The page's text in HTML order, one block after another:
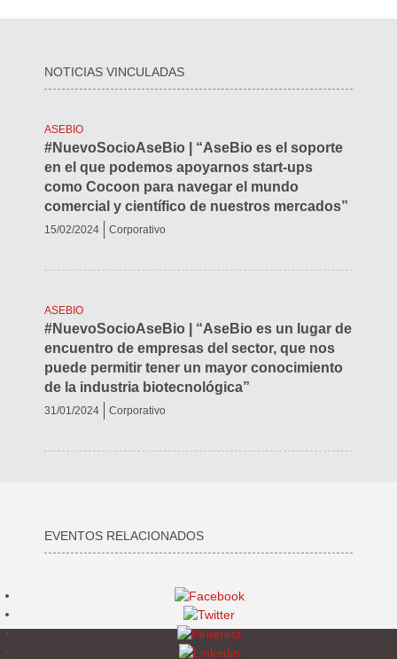
NOTICIAS VINCULADAS
ASEBIO
#NuevoSocioAseBio | “AseBio es el soporte
en el que podemos apoyarnos start-ups
como Cocoon para navegar el mundo
comercial y científico de nuestros mercados”
15/02/2024 Corporativo
ASEBIO
#NuevoSocioAseBio | “AseBio es un lugar de
encuentro de empresas del sector, que nos
puede permitir tener un mayor conocimiento
de la industria biotecnológica”
31/01/2024 Corporativo
EVENTOS RELACIONADOS